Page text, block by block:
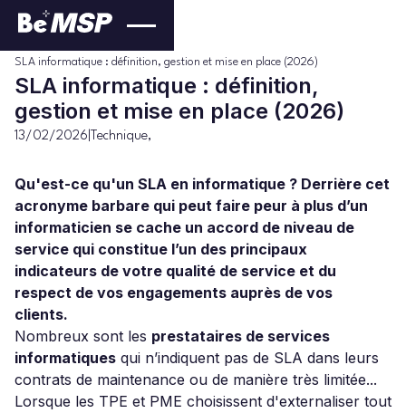
SLA informatique : définition, gestion et mise en place (2026)
SLA informatique : définition,
gestion et mise en place (2026)
13/02/2026 Technique,
Qu'est-ce qu'un SLA en informatique ? Derrière cet
acronyme barbare qui peut faire peur à plus d’un
informaticien se cache un accord de niveau de
service qui constitue l’un des principaux
indicateurs de votre qualité de service et du
respect de vos engagements auprès de vos
clients.
Nombreux sont les prestataires de services
informatiques qui n’indiquent pas de SLA dans leurs
contrats de maintenance ou de manière très limitée...
Lorsque les TPE et PME choisissent d'externaliser tout